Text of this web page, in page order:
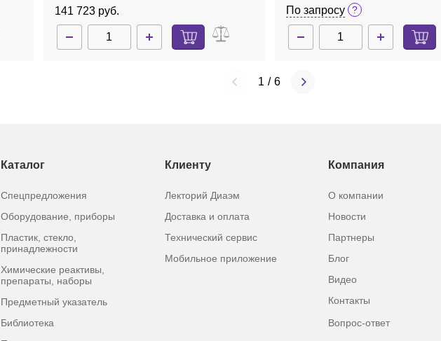
141 723 руб. По запросу
1 / 6
Каталог
Спецпредложения
Оборудование, приборы
Пластик, стекло,
принадлежности
Химические реактивы,
препараты, наборы
Предметный указатель
Библиотека
Клиенту
Лекторий Диаэм
Доставка и оплата
Технический сервис
Мобильное приложение
Компания
О компании
Новости
Партнеры
Блог
Видео
Контакты
Вопрос-ответ